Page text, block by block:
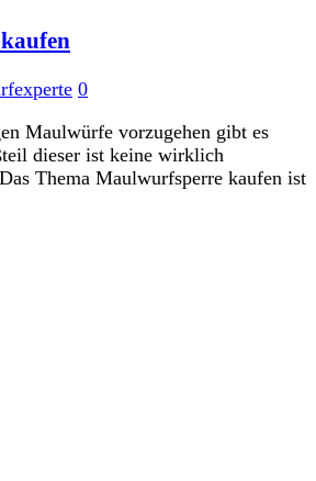
0
Maulwürfe vorzugehen gibt es
dieser ist keine wirklich
Thema Maulwurfsperre kaufen ist